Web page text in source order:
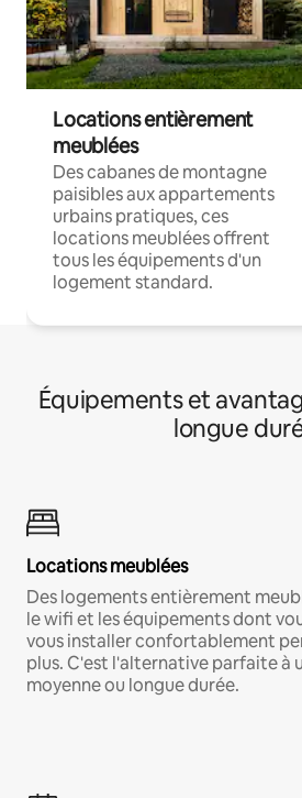
Locations entièrement
meublées
Des cabanes de montagne
paisibles aux appartements
urbains pratiques, ces
locations meublées offrent
tous les équipements d'un
logement standard.
Équipements et
longue
Locations meublées
Des logements entièrement
le wifi et les équipements dont
vous installer confortablement
plus. C'est l'alternative parfaite à
moyenne ou longue durée.